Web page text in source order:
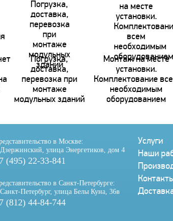
Погрузка,
доставка,
перевозка при
монтаже
модульных зданий
Монтаж на месте
установки.
Комплектование
необходимым
оборудованием
в Москве:
Дзержинский, улица Энергетиков, дом 4
(495) 22-33-841
Услуги
Наши
в Санкт-Петербурге:
Петербург, улица Белы Куна, 36в
(812) 44-84-744